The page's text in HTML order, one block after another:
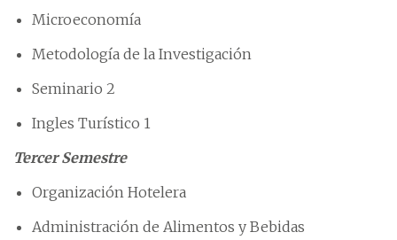
Microeconomía
Metodología de la Investigación
Seminario 2
Ingles Turístico 1
Tercer Semestre
Organización Hotelera
Administración de Alimentos y Bebidas